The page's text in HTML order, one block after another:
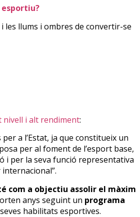
les llums i ombres de convertir-se
nivell i alt rendiment:
a l’Estat, ja que constitueix un
per al foment de l’esport base,
i per la seva funció representativa
com a objectiu assolir el màxim
anys seguint un programa
habilitats esportives.